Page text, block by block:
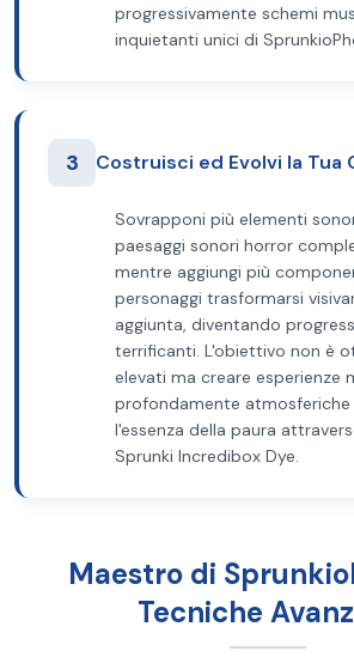
progressivamente schemi
inquietanti unici di
3 Costruisci ed Evolvi la Tua
Sovrapponi più elementi
paesaggi sonori horror
mentre aggiungi più
personaggi trasformarsi
aggiunta, diventando
terrificanti. L'obiettivo non è
elevati ma creare esperienze
profondamente
l'essenza della paura
Sprunki Incredibox Dye.
Maestro di
Tecniche